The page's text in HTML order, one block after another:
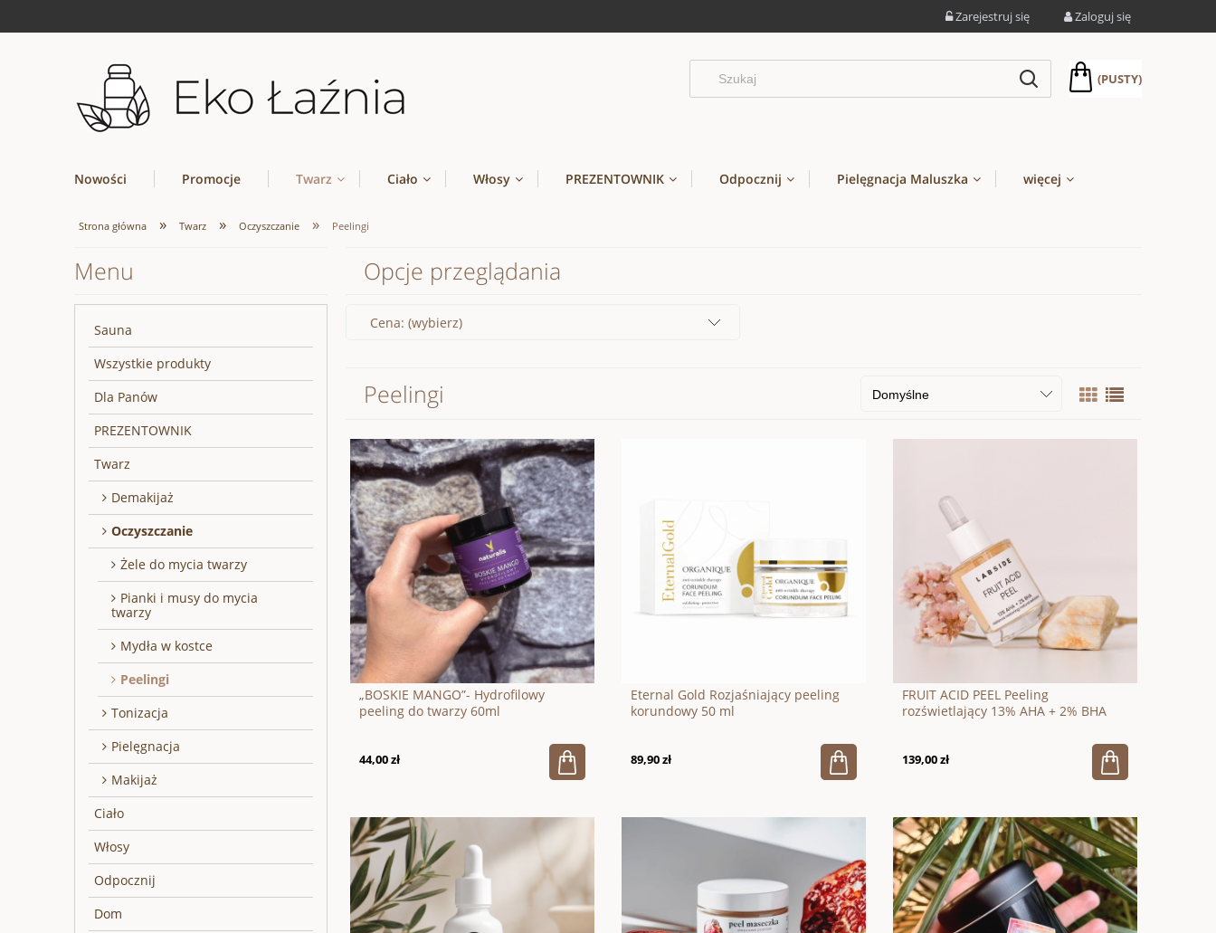
Zarejestruj się Zaloguj się
(PUSTY)
Nowości Promocje Twarz Ciało Włosy PREZENTOWNIK Odpocznij Pielęgnacja Maluszka więcej
Strona główna » Twarz » Oczyszczanie » Peelingi
Menu
Sauna
Wszystkie produkty
Dla Panów
PREZENTOWNIK
Twarz
Demakijaż
Oczyszczanie
Żele do mycia twarzy
Pianki i musy do mycia
twarzy
Mydła w kostce
Peelingi
Tonizacja
Pielęgnacja
Makijaż
Ciało
Włosy
Odpocznij
Dom
Opcje przeglądania
Cena: (wybierz)
Peelingi
„BOSKIE MANGO”- Hydrofilowy
peeling do twarzy 60ml
44,00 zł
Eternal Gold Rozjaśniający peeling
korundowy 50 ml
89,90 zł
FRUIT ACID PEEL Peeling
rozświetlający 13% AHA + 2% BHA
139,00 zł